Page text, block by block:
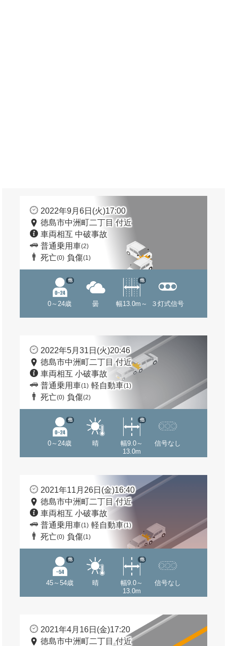
2022年9月6日(火)17:00
徳島市中洲町二丁目 付近
車両相互 中破事故
普通乗用車(2)
死亡(0) 負傷(1)
0～24歳
他
曇 幅13.0m～
他
３灯式信号
2022年5月31日(火)20:46
徳島市中洲町二丁目 付近
車両相互 小破事故
普通乗用車(1) 軽自動車(1)
死亡(0) 負傷(2)
0～24歳
他
晴
幅9.0～
13.0m
他
信号なし
2021年11月26日(金)16:40
徳島市中洲町二丁目 付近
車両相互 小破事故
普通乗用車(1) 軽自動車(1)
死亡(0) 負傷(1)
45～54歳
他
晴
幅9.0～
13.0m
他
信号なし
2021年4月16日(金)17:20
徳島市中洲町二丁目 付近